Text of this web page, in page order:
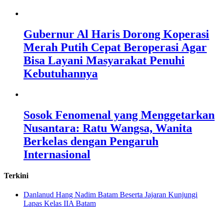
Gubernur Al Haris Dorong Koperasi
Merah Putih Cepat Beroperasi Agar
Bisa Layani Masyarakat Penuhi
Kebutuhannya
Sosok Fenomenal yang Menggetarkan
Nusantara: Ratu Wangsa, Wanita
Berkelas dengan Pengaruh
Internasional
Terkini
Danlanud Hang Nadim Batam Beserta Jajaran Kunjungi
Lapas Kelas IIA Batam